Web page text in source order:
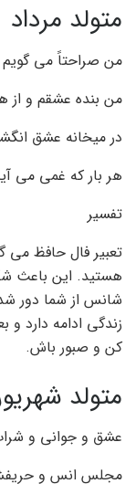
متولد مرداد
من صراحتاً می گویم
من بنده عشقم و از
در میخانه عشق
هر بار که غمی می
تفسیر
تعبیر فال حافظ می
هستید. این باعث
شانس از شما دور
زندگی ادامه دارد
کن و صبور باش.
متولد
عشق و جوانی و
مجلس انس و